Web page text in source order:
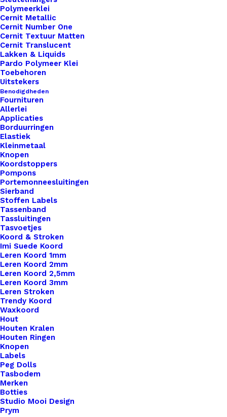
Polymeerklei
Cernit Metallic
Cernit Number One
Cernit Textuur Matten
Cernit Translucent
Lakken & Liquids
Pardo Polymeer Klei
Toebehoren
Uitstekers
Benodigdheden
Fournituren
Allerlei
Applicaties
Borduurringen
Elastiek
Kleinmetaal
Knopen
Koordstoppers
Pompons
Portemonneesluitingen
Sierband
Stoffen Labels
Tassenband
Tassluitingen
Tasvoetjes
Koord & Stroken
Imi Suede Koord
Leren Koord 1mm
Leren Koord 2mm
Leren Koord 2,5mm
Leren Koord 3mm
Leren Stroken
Trendy Koord
Waxkoord
Hout
Houten Kralen
Houten Ringen
Knopen
Labels
Peg Dolls
Tasbodem
Merken
Botties
Studio Mooi Design
Prym
Brochespeldjes Ovaal 18mm X13mm
€0,50